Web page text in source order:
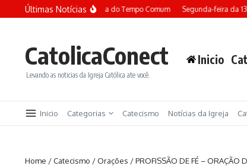
Ir para o conteúdo
Últimas Notícias
Terça-feira da 13ª semana do Tempo Comum Segunda-feira da 13ª
CatolicaConect
Levando as noticias da Igreja Católica ate você.
Inicio
Inicio Categorias Catecismo Notícias da Igreja
Home /Catecismo /Orações /PROFISSÃO DE FÉ – ORAÇÃO